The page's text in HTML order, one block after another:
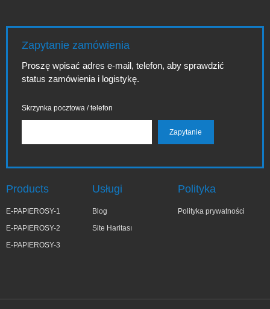
Zapytanie zamówienia
Proszę wpisać adres e-mail, telefon, aby sprawdzić
status zamówienia i logistykę.
Skrzynka pocztowa / telefon
Products
E-PAPIEROSY-1
E-PAPIEROSY-2
E-PAPIEROSY-3
Usługi
Blog
Site Haritası
Polityka
Polityka prywatności